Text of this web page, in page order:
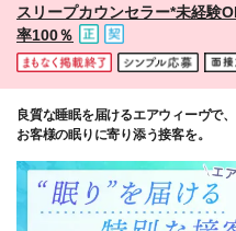
スリープカウンセラー*未経験
率100％
良質な睡眠を届けるエアウィーヴで、
お客様の眠りに寄り添う接客を。